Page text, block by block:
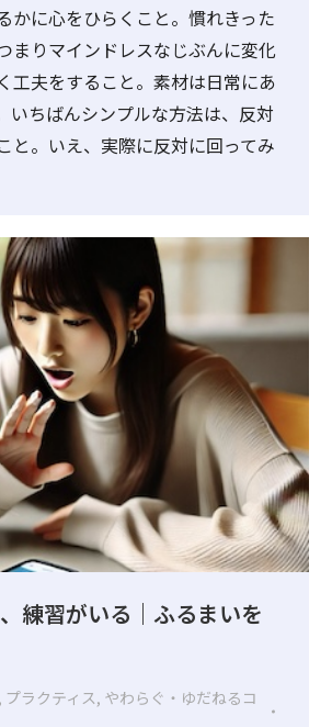
かに心をひらくこと。慣れきった
まりマインドレスなじぶんに変化
工夫をすること。素材は日常にあ
いちばんシンプルな方法は、反対
と。いえ、実際に反対に回ってみ
練習がいる｜ふるまいを
, プラクティス, やわらぐ・ゆだねるコ